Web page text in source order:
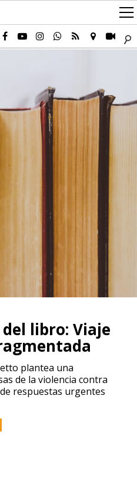
libro: Viaje
plantea una
de la violencia contra
respuestas urgentes